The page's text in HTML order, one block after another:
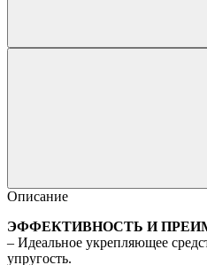
Описание
ЭФФЕКТИВНОСТЬ И
– Идеальное укрепляющее
упругость.